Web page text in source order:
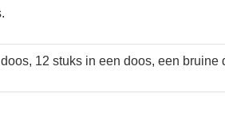
12 stuks in een doos, een bruine